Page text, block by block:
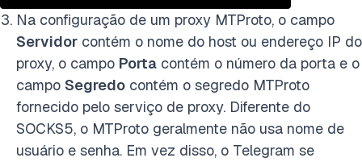
Na configuração de um proxy MTProto, o campo
Servidor contém o nome do host ou endereço IP do
proxy, o campo Porta contém o número da porta e o
campo Segredo contém o segredo MTProto
fornecido pelo serviço de proxy. Diferente do
SOCKS5, o MTProto geralmente não usa nome de
usuário e senha. Em vez disso, o Telegram se